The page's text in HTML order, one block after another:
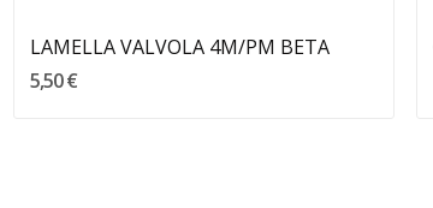
LAMELLA VALVOLA 4M/PM BETA
5,50 €